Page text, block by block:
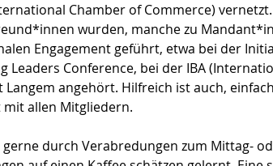
Chamber of Commerce)
wurden, manche zu
Engagement geführt, etwa bei der
Leaders Conference, bei der IBA
Langem angehört. Hilfreich ist auch,
allen Mitgliedern.
durch Verabredungen zum Mittag-